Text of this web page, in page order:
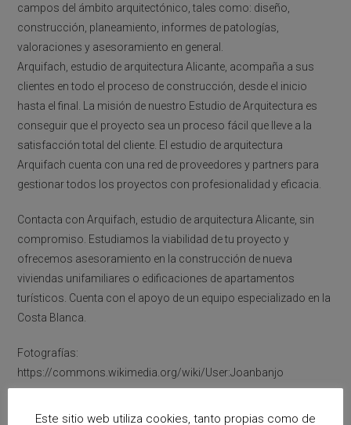
campos del ámbito arquitectónico, tales como: diseño,
construcción, planeamiento, informes de patologías,
valoraciones y asesoramiento en general.
Arquifach, estudio de arquitectura Alicante, acompaña a sus
clientes en todo el proceso de construcción, desde el inicio
hasta el final. La misión de nuestro Estudio de Arquitectura es
conseguir que el proyecto sea un proceso fácil que lleve a la
satisfacción total del cliente. El estudio de arquitectura
Arquifach cuenta con una red de proveedores y partners para
gestionar todos los proyectos con profesionalidad y eficacia.
Contacta con Arquifach, estudio de arquitectura Alicante, sin
compromiso. Estudiamos la viabilidad de tu proyecto y
ofrecemos asesoramiento en la construcción de nueva
viviendas unifamiliares o edificaciones de apartamentos
turísticos. Cuenta con el apoyo de un equipo especializado en la
Costa Blanca.
Fotografías:
https://commons.wikimedia.org/wiki/User:Joanbanjo
Este sitio web utiliza cookies, tanto propias como de